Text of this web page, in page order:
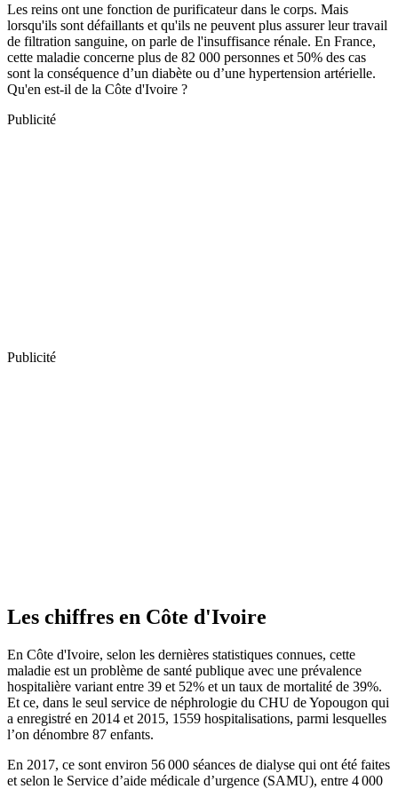
Les reins ont une fonction de purificateur dans le corps. Mais
lorsqu'ils sont défaillants et qu'ils ne peuvent plus assurer leur travail
de filtration sanguine, on parle de l'insuffisance rénale. En France,
cette maladie concerne plus de 82 000 personnes et 50% des cas
sont la conséquence d’un diabète ou d’une hypertension artérielle.
Qu'en est-il de la Côte d'Ivoire ?
Publicité
Publicité
Les chiffres en Côte d'Ivoire
En Côte d'Ivoire, selon les dernières statistiques connues, cette
maladie est un problème de santé publique avec une prévalence
hospitalière variant entre 39 et 52% et un taux de mortalité de 39%.
Et ce, dans le seul service de néphrologie du CHU de Yopougon qui
a enregistré en 2014 et 2015, 1559 hospitalisations, parmi lesquelles
l’on dénombre 87 enfants.
En 2017, ce sont environ 56 000 séances de dialyse qui ont été faites
et selon le Service d’aide médicale d’urgence (SAMU), entre 4 000